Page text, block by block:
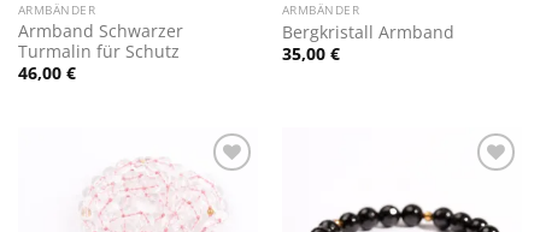
ARMBÄNDER
Armband Schwarzer
Turmalin für Schutz
46,00 €
ARMBÄNDER
Bergkristall Armband
35,00 €
Zur
Wunschliste
hinzufügen
Wunschliste
hinzufügen